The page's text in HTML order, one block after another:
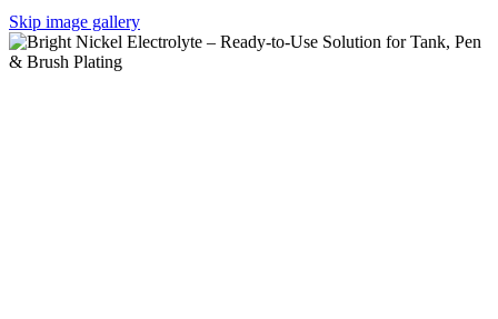
Skip image gallery